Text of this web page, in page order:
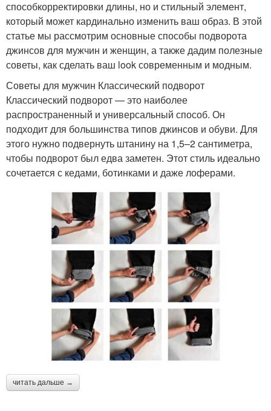
способкорректировки длины, но и стильный элемент,
который может кардинально изменить ваш образ. В этой
статье мы рассмотрим основные способы подворота
джинсов для мужчин и женщин, а также дадим полезные
советы, как сделать ваш look современным и модным.
Советы для мужчин Классический подворот
Классический подворот — это наиболее
распространенный и универсальный способ. Он
подходит для большинства типов джинсов и обуви. Для
этого нужно подвернуть штанину на 1,5–2 сантиметра,
чтобы подворот был едва заметен. Этот стиль идеально
сочетается с кедами, ботинками и даже лоферами.
читать дальше →